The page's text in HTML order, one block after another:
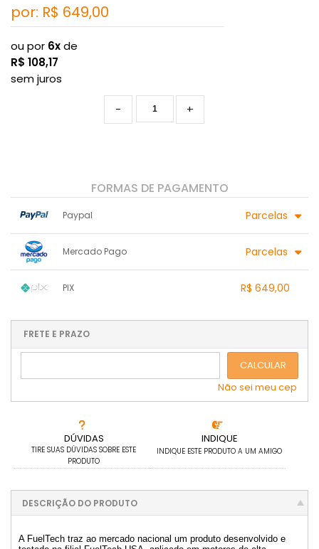
DÚVIDAS
TIRE SUAS DÚVIDAS SOBRE ESTE
PRODUTO
INDIQUE
INDIQUE ESTE PRODUTO A UM AMIGO
por: R$ 649,00
ou por 6xde
R$ 108,17
sem juros
+
-
FORMAS DE PAGAMENTO
Paypal Parcelas
2x sem juros de R$ 324,50
.
Mercado Pago Parcelas
4x sem juros de R$ 162,25
5x sem juros de R$ 129,80
.
.
PIX R$ 649,00
...
....
FRETE E PRAZO
CALCULAR
Não sei meu cep
DESCRIÇÃO DO PRODUTO
A FuelTech traz ao mercado nacional um produto desenvolvido e